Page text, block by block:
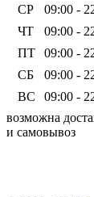
СР
09:00 -
ЧТ
09:00 -
ПТ
09:00 -
СБ
09:00 -
ВС
09:00 -
возможна
и самовывоз